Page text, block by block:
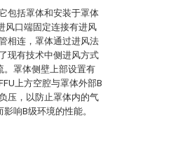
包括罩体和安装于罩体
风口端固定连接有进风
相连，罩体通过进风法
现有技术中侧进风方式
。罩体侧壁上部设置有
上方空腔与罩体外部B
压，以防止罩体内的气
响B级环境的性能。